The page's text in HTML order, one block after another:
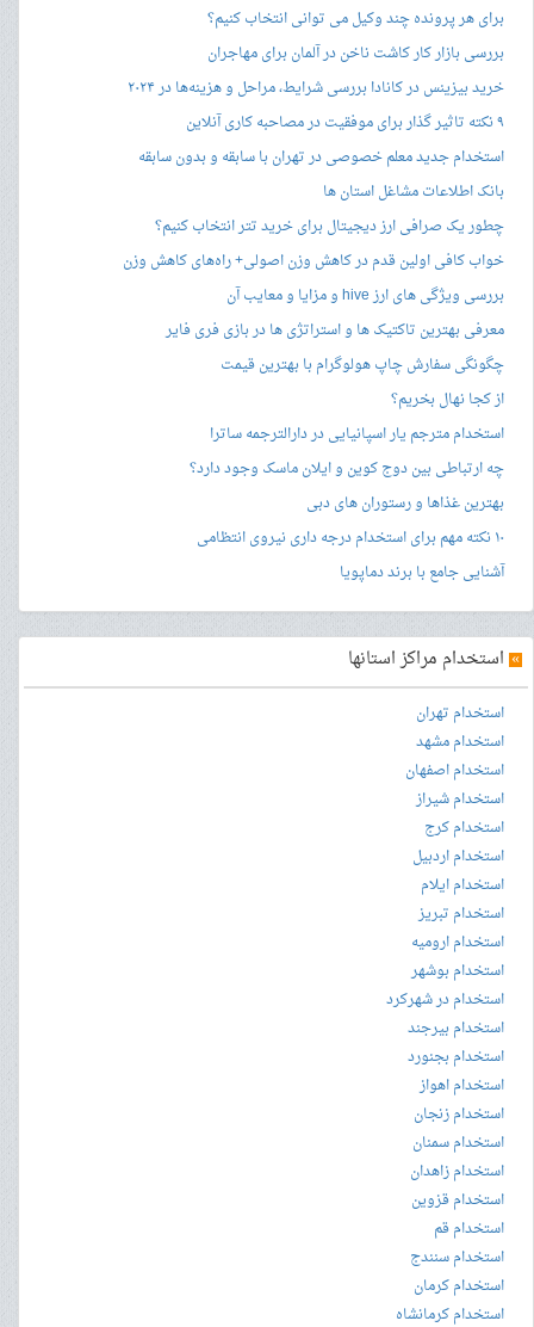
برای هر پرونده چند وکیل می توانی انتخاب کنیم؟
بررسی بازار کار کاشت ناخن در آلمان برای مهاجران
خرید بیزینس در کانادا بررسی شرایط، مراحل و هزینه‌ها در ۲۰۲۴
۹ نکته تاثیر گذار برای موفقیت در مصاحبه کاری آنلاین
استخدام جدید معلم خصوصی در تهران با سابقه و بدون سابقه
بانک اطلاعات مشاغل استان ها
چطور یک صرافی ارز دیجیتال برای خرید تتر انتخاب کنیم؟
خواب کافی اولین قدم در کاهش وزن اصولی+ راه‌های کاهش وزن
بررسی ویژگی های ارز hive و مزایا و معایب آن
معرفی بهترین تاکتیک ها و استراتژی ها در بازی فری فایر
چگونگی سفارش چاپ هولوگرام با بهترین قیمت
از کجا نهال بخریم؟
استخدام مترجم یار اسپانیایی در دارالترجمه ساترا
چه ارتباطی بین دوج کوین و ایلان ماسک وجود دارد؟
بهترین غذاها و رستوران های دبی
۱۰ نکته مهم برای استخدام درجه داری نیروی انتظامی
آشنایی جامع با برند دماپویا
» استخدام مراکز استانها
استخدام تهران
استخدام مشهد
استخدام اصفهان
استخدام شیراز
استخدام کرج
استخدام اردبیل
استخدام ایلام
استخدام تبریز
استخدام ارومیه
استخدام بوشهر
استخدام در شهرکرد
استخدام بیرجند
استخدام بجنورد
استخدام اهواز
استخدام زنجان
استخدام سمنان
استخدام زاهدان
استخدام قزوین
استخدام قم
استخدام سنندج
استخدام کرمان
استخدام کرمانشاه